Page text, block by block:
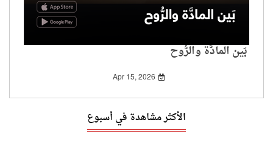
بَين المادَّة والرُّوح
Apr 15, 2026
الأكثر مشاهدة في أسبوع